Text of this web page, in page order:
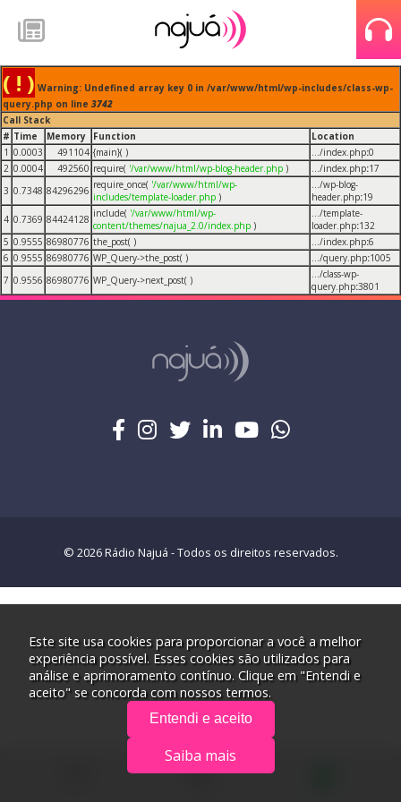
( ! ) Warning: Undefined array key 0 in /var/www/html/wp-includes/class-wp-
query.php on line 3742
Call Stack
# Time Memory Function
Location
1 0.0003 491104 {main}( ) .../index.php:0
2 0.0004 492560 require( '/var/www/html/wp-blog-header.php ) .../index.php:17
3 0.7348 84296296 require_once( '/var/www/html/wp-
includes/template-loader.php )
.../wp-blog-
header.php:19
4 0.7369 84424128 include( '/var/www/html/wp-
content/themes/najua_2.0/index.php )
.../template-
loader.php:132
5 0.9555 86980776 the_post( ) .../index.php:6
6 0.9555 86980776 WP_Query->the_post( ) .../query.php:1005
7 0.9556 86980776 WP_Query->next_post( )
.../class-wp-
query.php:3801
© 2026 Rádio Najuá - Todos os direitos reservados.
Este site usa cookies para proporcionar a você a melhor
experiência possível. Esses cookies são utilizados para
análise e aprimoramento contínuo. Clique em "Entendi e
aceito" se concorda com nossos termos.
Entendi e aceito
Saiba mais